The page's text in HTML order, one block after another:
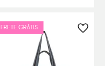
FRETE GRÁTIS